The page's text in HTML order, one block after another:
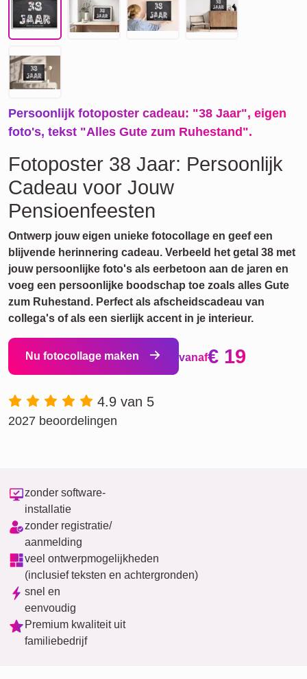
Persoonlijk fotoposter cadeau: "38 Jaar", eigen
foto's, tekst "Alles Gute zum Ruhestand".
Fotoposter 38 Jaar: Persoonlijk
Cadeau voor Jouw
Pensioenfeesten
Ontwerp jouw eigen unieke fotocollage en geef een
blijvende herinnering cadeau. Verbeeld het getal 38 met
jouw persoonlijke foto's als eerbetoon aan de jaren en
voeg een persoonlijke boodschap toe zoals alles Gute
zum Ruhestand. Perfect als afscheidscadeau van
collega's of als een sierlijk accent in je interieur.
Nu fotocollage maken vanaf€ 19
4.9 van 5
2027 beoordelingen
zonder software-
installatie
zonder registratie/
aanmelding
veel ontwerpmogelijkheden
(inclusief teksten en achtergronden)
snel en
eenvoudig
Premium kwaliteit uit
familiebedrijf